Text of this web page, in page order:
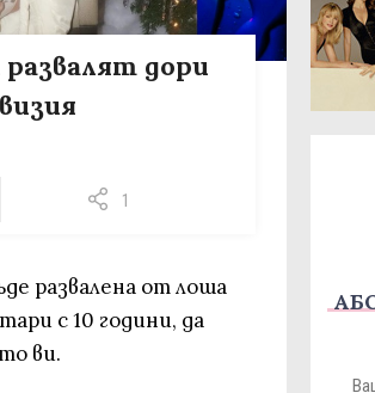
дори
1
развалена от лоша
с 10 години, да
ви.